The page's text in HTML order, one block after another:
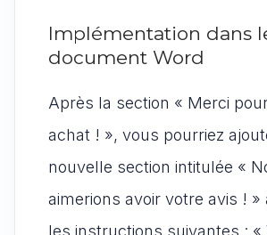
Implémentation dans
document Word
Après la section « Merci
achat ! », vous pourriez
nouvelle section intitulée «
aimerions avoir votre avis ! »
les instructions suivantes : «